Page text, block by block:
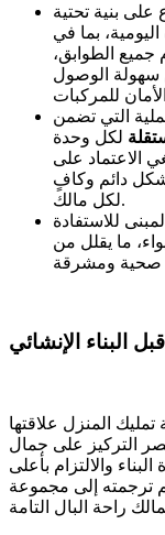
بنية تحتية
بما في
جميع الطوابق،
الوصول
التي تضمن
لكل وحدة
الاعتماد على
دائم وكافٍ
لكل مالك.
للاستفادة
ما يقلل من
البناء الإنشائي
المنزل علاقتها
المنزل 108، لا يقتصر التركيز على جمال
والالتزام بأعلى
يتم ترجمته إلى مجموعة